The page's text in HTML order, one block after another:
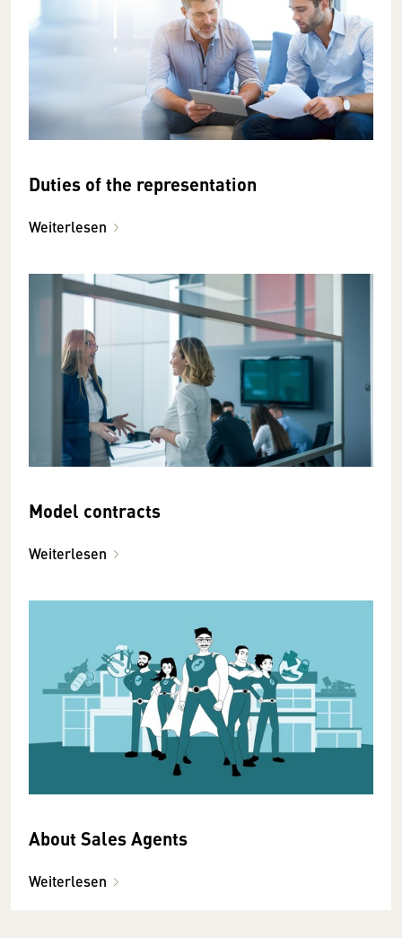
Duties of the representation
Weiterlesen
Model contracts
Weiterlesen
About Sales Agents
Weiterlesen